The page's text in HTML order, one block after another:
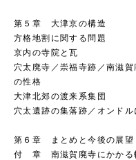
第５章 大津京の構造
方格地割に関する問題
京内の寺院と瓦
穴太廃寺／崇福寺跡／南滋
の性格
大津北郊の渡来系集団
穴太遺跡の集落跡／オンドル
第６章 まとめと今後の展望
付 章 南滋賀廃寺にかかる